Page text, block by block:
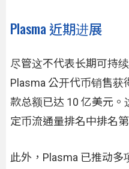
Plasma 近期进展
尽管这不代表长期可持
Plasma 公开代币销售
款总额已达 10 亿美元
定币流通量排名中排名第
此外，Plasma 已推动多